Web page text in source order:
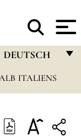
DEUTSCH
FRANÇAIS
ITALIANO
ITALIENS